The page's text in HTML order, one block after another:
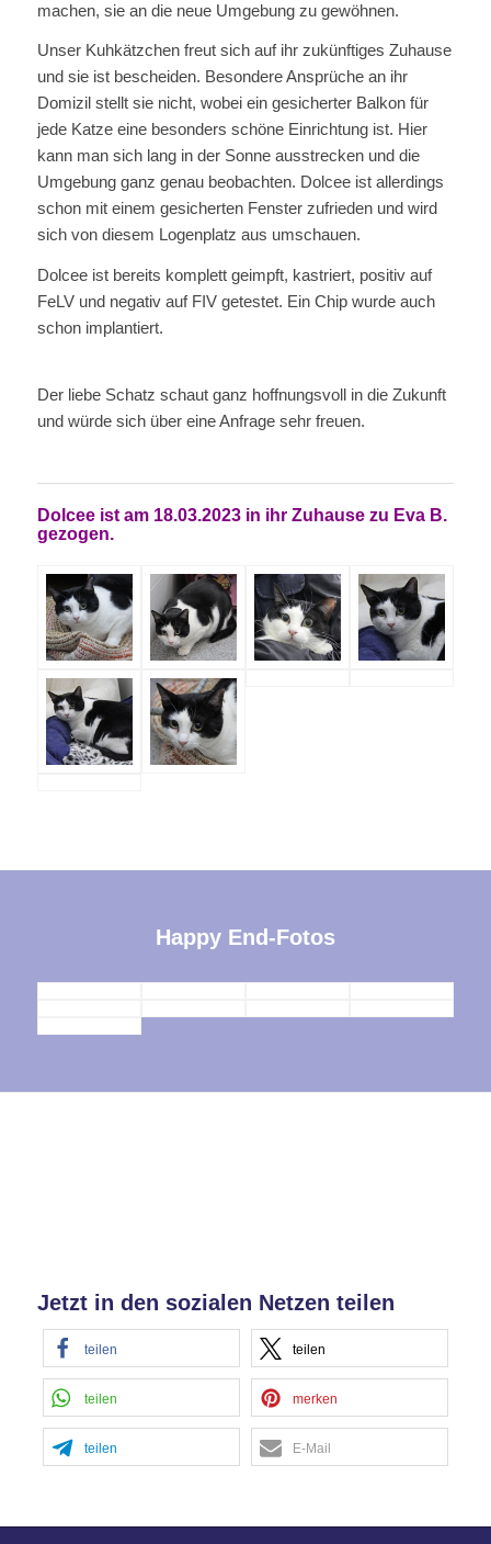
machen, sie an die neue Umgebung zu gewöhnen.
Unser Kuhkätzchen freut sich auf ihr zukünftiges Zuhause
und sie ist bescheiden. Besondere Ansprüche an ihr
Domizil stellt sie nicht, wobei ein gesicherter Balkon für
jede Katze eine besonders schöne Einrichtung ist. Hier
kann man sich lang in der Sonne ausstrecken und die
Umgebung ganz genau beobachten. Dolcee ist allerdings
schon mit einem gesicherten Fenster zufrieden und wird
sich von diesem Logenplatz aus umschauen.
Dolcee ist bereits komplett geimpft, kastriert, positiv auf
FeLV und negativ auf FIV getestet. Ein Chip wurde auch
schon implantiert.
Der liebe Schatz schaut ganz hoffnungsvoll in die Zukunft
und würde sich über eine Anfrage sehr freuen.
Dolcee ist am 18.03.2023 in ihr Zuhause zu Eva B.
gezogen.
Happy End-Fotos
Jetzt in den sozialen Netzen teilen
teilen teilen
teilen merken
teilen E-Mail